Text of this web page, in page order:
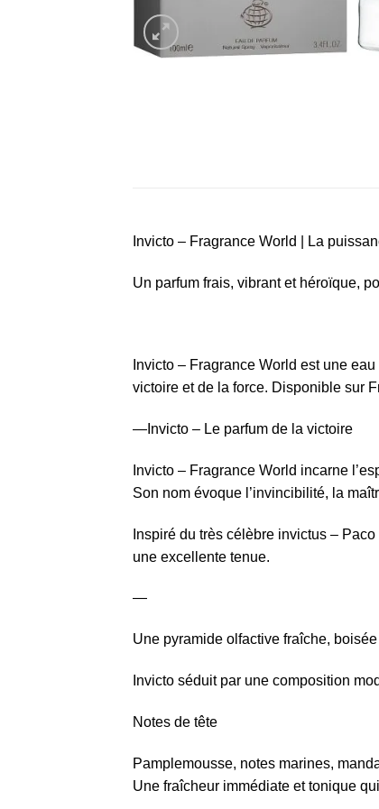
Invicto – Fragrance World | La
Un parfum frais, vibrant et héroïque,
Invicto – Fragrance World est une
victoire et de la force. Disponible sur
—Invicto – Le parfum de la victoire
Invicto – Fragrance World incarne
Son nom évoque l’invincibilité, la
Inspiré du très célèbre invictus –
une excellente tenue.
—
Une pyramide olfactive fraîche,
Invicto séduit par une composition
Notes de tête
Pamplemousse, notes marines,
Une fraîcheur immédiate et tonique